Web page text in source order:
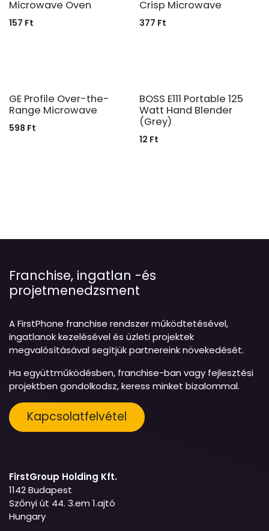
Microwave Oven
157 Ft
Crisp Microwave
377 Ft
GE Profile Over-the-
Range Microwave
598 Ft
BOSS E111 Portable 125
Watt Hand Blender
(Grey)
12 Ft
Franchise, ingatlan -és
projetmenedzsment
A FirstPhone franchise rendszer működtetésével,
ingatlanok kezelésével és üzleti projektek
megvalósításával segítjük partnereink növekedését.
Ha együttműködésben, franchise-ban vagy fejlesztési
projektben gondolkodsz, keress minket bizalommal.
Kapcsolatfelvétel
FirstGroup Holding Kft.
1142 Budapest
Szőnyi út 44. 3.em 1.ajtó
Hungary